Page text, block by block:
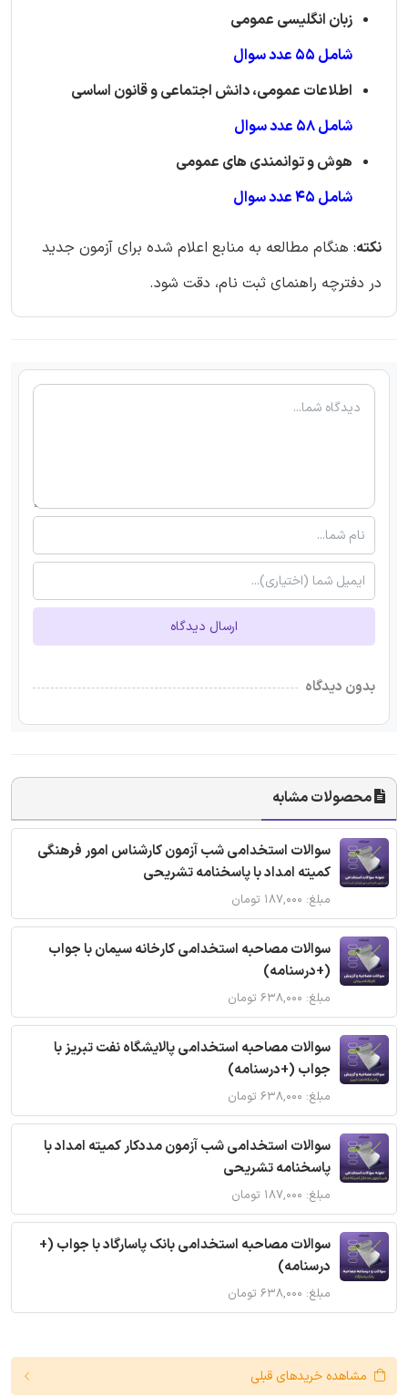
زبان انگلیسی عمومی
شامل 55 عدد سوال
اطلاعات عمومی، دانش اجتماعی و قانون اساسی
شامل 58 عدد سوال
هوش و توانمندی های عمومی
شامل 45 عدد سوال
نکته: هنگام مطالعه به منابع اعلام شده برای آزمون جدید
در دفترچه راهنمای ثبت نام، دقت شود.
ارسال دیدگاه
بدون دیدگاه
محصولات مشابه
سوالات استخدامی شب آزمون کارشناس امور فرهنگی
کمیته امداد با پاسخنامه تشریحی
مبلغ: ۱۸۷,۰۰۰ تومان
سوالات مصاحبه استخدامی کارخانه سیمان با جواب
(+درسنامه)
مبلغ: ۶۳۸,۰۰۰ تومان
سوالات مصاحبه استخدامی پالایشگاه نفت تبریز با
جواب (+درسنامه)
مبلغ: ۶۳۸,۰۰۰ تومان
سوالات استخدامی شب آزمون مددکار کمیته امداد با
پاسخنامه تشریحی
مبلغ: ۱۸۷,۰۰۰ تومان
سوالات مصاحبه استخدامی بانک پاسارگاد با جواب (+
درسنامه)
مبلغ: ۶۳۸,۰۰۰ تومان
مشاهده خریدهای قبلی